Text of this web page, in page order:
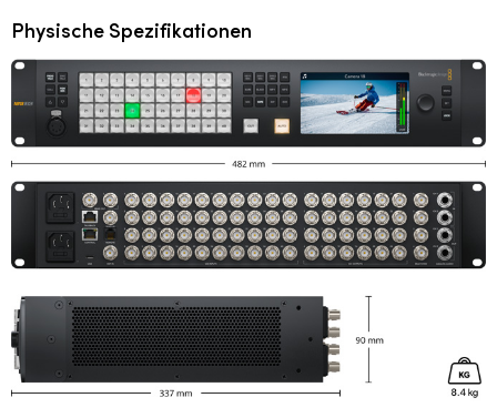
Physische Spezifikationen